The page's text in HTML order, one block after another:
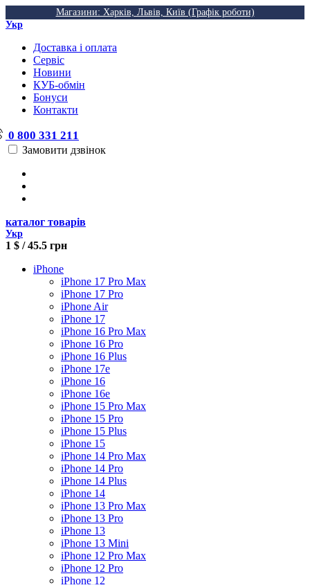
Магазини: Харків, Львів, Київ (Графік роботи)
Укр
Доставка і оплата
Сервіс
Новини
КУБ-обмін
Бонуси
Контакти
0 800 331 211
Замовити дзвінок
каталог товарів
Укр
1 $ / 45.5 грн
iPhone
iPhone 17 Pro Max
iPhone 17 Pro
iPhone Air
iPhone 17
iPhone 16 Pro Max
iPhone 16 Pro
iPhone 16 Plus
iPhone 17e
iPhone 16
iPhone 16e
iPhone 15 Pro Max
iPhone 15 Pro
iPhone 15 Plus
iPhone 15
iPhone 14 Pro Max
iPhone 14 Pro
iPhone 14 Plus
iPhone 14
iPhone 13 Pro Max
iPhone 13 Pro
iPhone 13
iPhone 13 Mini
iPhone 12 Pro Max
iPhone 12 Pro
iPhone 12